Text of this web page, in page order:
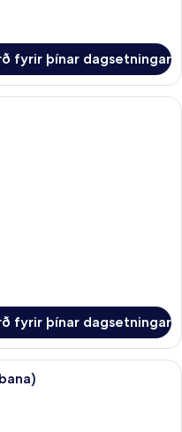
fyrir þínar dagsetningar
af bestu gerð, míníbar,
fyrir þínar dagsetningar
af bestu gerð, míníbar,